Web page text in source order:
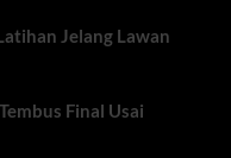
Jelang Lawan
Final Usai